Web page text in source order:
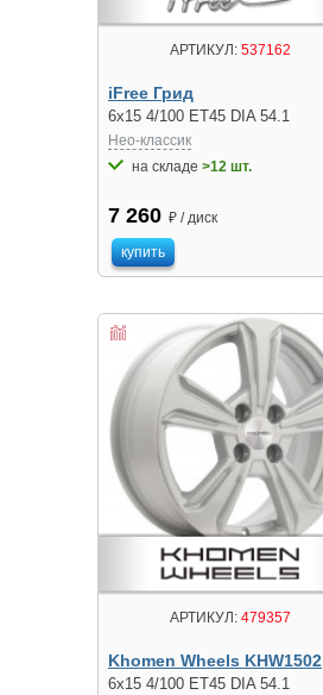
АРТИКУЛ:537162
iFree Грид
6x15 4/100 ET45 DIA 54.1
Нео-классик
на складе >12 шт.
7 260 ₽ / диск
купить
АРТИКУЛ:479357
Khomen Wheels KHW1502
6x15 4/100 ET45 DIA 54.1